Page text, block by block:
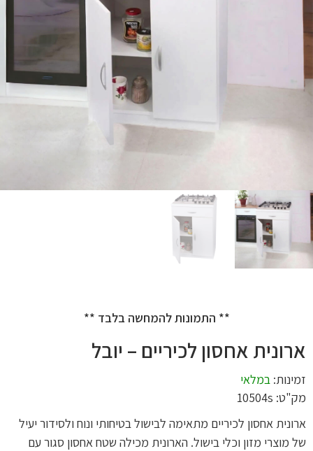
** התמונות להמחשה בלבד **
ארונית אחסון לכיריים – יובל
זמינות: במלאי
מק"ט: 10504s
ארונית אחסון לכיריים מתאימה לבישול בטיחותי ונוח ולסידור יעיל
של מוצרי מזון וכלי בישול. הארונית מכילה שטח אחסון סגור עם